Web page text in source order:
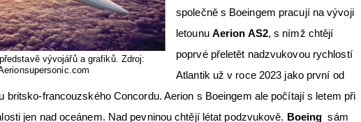
vývojářů a grafiků. Zdroj:
společně s Boeingem pracují na vývoji
letounu Aerion AS2, s nímž chtějí
poprvé přeletět nadzvukovou rychlostí
Atlantik už v roce 2023 jako první od
britsko-francouzského Concordu. Aerion s Boeingem ale počítají s letem při
jen nad oceánem. Nad pevninou chtějí létat podzvukově. Boeing sám